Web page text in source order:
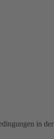
in der